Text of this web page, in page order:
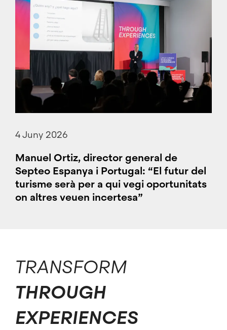
4 Juny 2026
Manuel Ortiz, director general de
Septeo Espanya i Portugal: “El futur del
turisme serà per a qui vegi oportunitats
on altres veuen incertesa”
TRANSFORM
THROUGH
EXPERIENCES